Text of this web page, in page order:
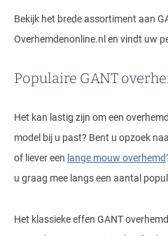
Bekijk het brede assortiment aan
Overhemdenonline.nl en vindt uw
Populaire GANT
Het kan lastig zijn om een
model bij u past? Bent u opzoek
of liever een lange mouw overhemd
u graag mee langs een aantal
Het klassieke effen GANT